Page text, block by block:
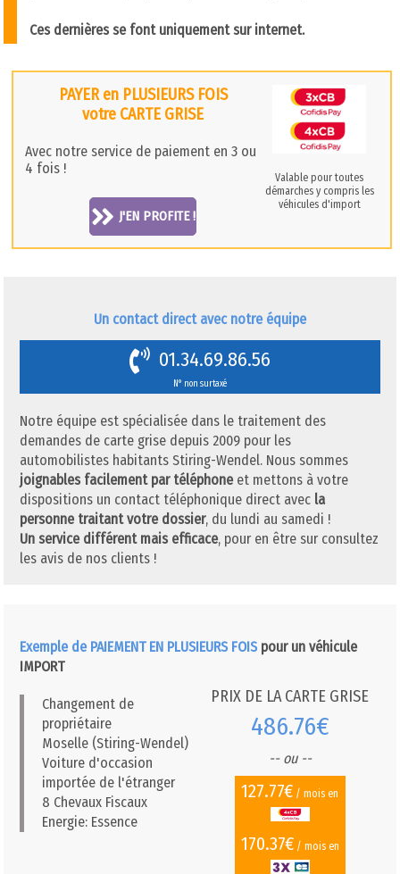
Ces dernières se font uniquement sur internet.
PAYER en PLUSIEURS FOIS
votre CARTE GRISE
Avec notre service de paiement en 3 ou
4 fois !
J'EN PROFITE !
Valable pour toutes
démarches y compris les
véhicules d'import
Un contact direct avec notre équipe
01.34.69.86.56
N° non surtaxé
Notre équipe est spécialisée dans le traitement des
demandes de carte grise depuis 2009 pour les
automobilistes habitants Stiring-Wendel. Nous sommes
joignables facilement par téléphone et mettons à votre
dispositions un contact téléphonique direct avec la
personne traitant votre dossier, du lundi au samedi !
Un service différent mais efficace, pour en être sur consultez
les avis de nos clients !
Exemple de PAIEMENT EN PLUSIEURS FOIS pour un véhicule
IMPORT
Changement de
propriétaire
Moselle (Stiring-Wendel)
Voiture d'occasion
importée de l'étranger
8 Chevaux Fiscaux
Energie: Essence
PRIX DE LA CARTE GRISE
486.76€
-- ou --
127.77€ / mois en
170.37€/ mois en